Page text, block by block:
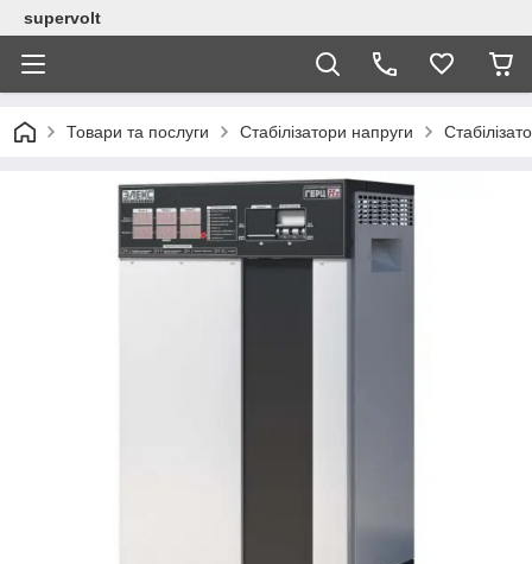
supervolt
Товари та послуги Стабілізатори напруги